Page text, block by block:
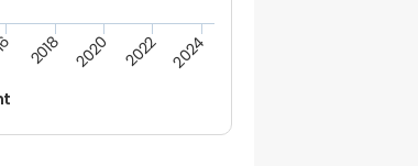
2018 2020 2022 2024